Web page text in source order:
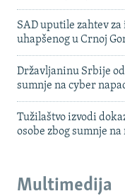
SAD uputile zahtev
uhapšenog u Crnoj
Državljaninu Srbije
sumnje na cyber
Tužilaštvo izvodi
osobe zbog sumnje
Multimedija